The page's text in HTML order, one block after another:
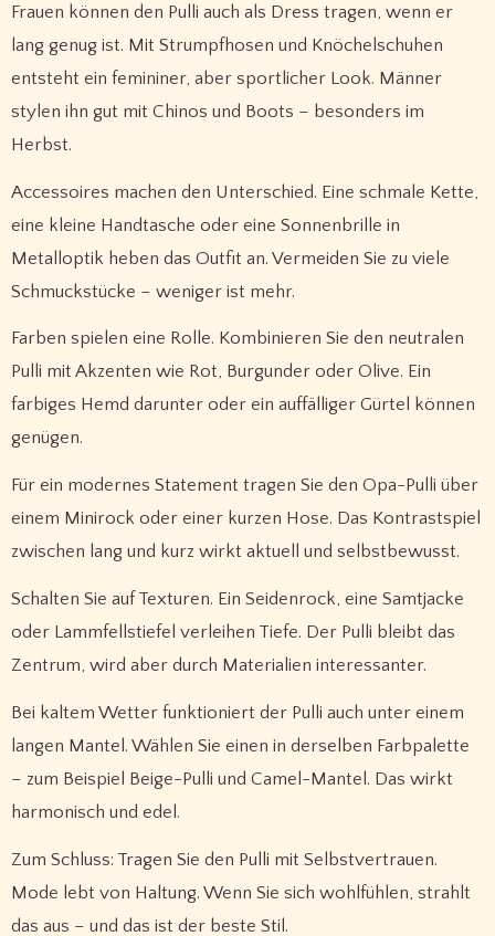
Frauen können den Pulli auch als Dress tragen, wenn er
lang genug ist. Mit Strumpfhosen und Knöchelschuhen
entsteht ein femininer, aber sportlicher Look. Männer
stylen ihn gut mit Chinos und Boots – besonders im
Herbst.
Accessoires machen den Unterschied. Eine schmale Kette,
eine kleine Handtasche oder eine Sonnenbrille in
Metalloptik heben das Outfit an. Vermeiden Sie zu viele
Schmuckstücke – weniger ist mehr.
Farben spielen eine Rolle. Kombinieren Sie den neutralen
Pulli mit Akzenten wie Rot, Burgunder oder Olive. Ein
farbiges Hemd darunter oder ein auffälliger Gürtel können
genügen.
Für ein modernes Statement tragen Sie den Opa-Pulli über
einem Minirock oder einer kurzen Hose. Das Kontrastspiel
zwischen lang und kurz wirkt aktuell und selbstbewusst.
Schalten Sie auf Texturen. Ein Seidenrock, eine Samtjacke
oder Lammfellstiefel verleihen Tiefe. Der Pulli bleibt das
Zentrum, wird aber durch Materialien interessanter.
Bei kaltem Wetter funktioniert der Pulli auch unter einem
langen Mantel. Wählen Sie einen in derselben Farbpalette
– zum Beispiel Beige-Pulli und Camel-Mantel. Das wirkt
harmonisch und edel.
Zum Schluss: Tragen Sie den Pulli mit Selbstvertrauen.
Mode lebt von Haltung. Wenn Sie sich wohlfühlen, strahlt
das aus – und das ist der beste Stil.